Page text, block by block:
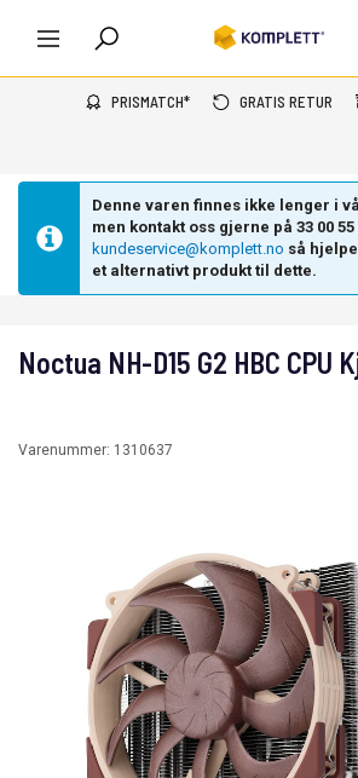
PRISMATCH* GRATIS RETUR
Denne varen finnes ikke lenger i
men kontakt oss gjerne på 33 00
kundeservice@komplett.no så
et alternativt produkt til dette.
Noctua NH-D15 G2 HBC CPU
Varenummer: 1310637